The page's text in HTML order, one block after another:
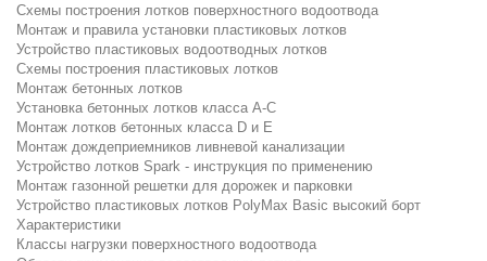
Схемы построения лотков поверхностного водоотвода
Монтаж и правила установки пластиковых лотков
Устройство пластиковых водоотводных лотков
Схемы построения пластиковых лотков
Монтаж бетонных лотков
Установка бетонных лотков класса A-C
Монтаж лотков бетонных класса D и E
Монтаж дождеприемников ливневой канализации
Устройство лотков Spark - инструкция по применению
Монтаж газонной решетки для дорожек и парковки
Устройство пластиковых лотков PolyMax Basic высокий борт
Характеристики
Классы нагрузки поверхностного водоотвода